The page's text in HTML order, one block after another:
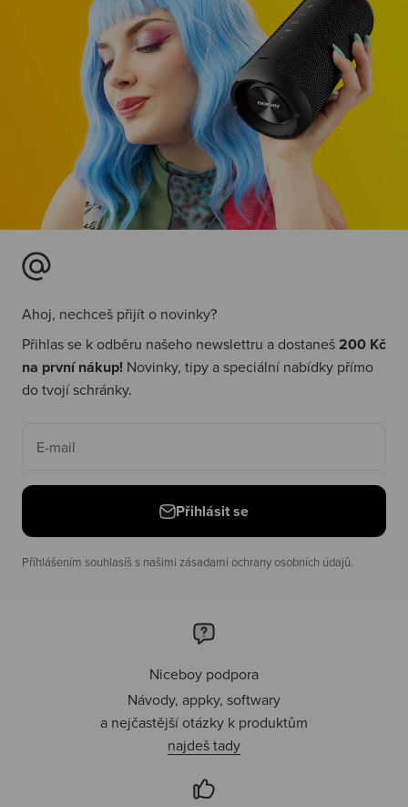
Ahoj, nechceš přijít o novinky?
Přihlas se k odběru našeho newslettru a dostaneš200 Kč
na první nákup! Novinky, tipy a speciální nabídky přímo
do tvojí schránky.
E-mail
Přihlásit se
Příhlášením souhlasíš s našimi zásadami ochrany osobních údajů.
Niceboy podpora
Návody, appky, softwary
a nejčastější otázky k produktům
najdeš tady